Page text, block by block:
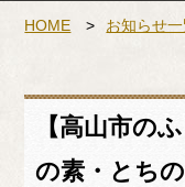
HOME > お知らせ
【高山市の
の素・とち